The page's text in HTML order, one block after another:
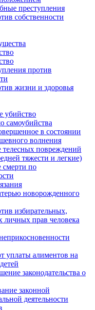
преступления
собственности
против
жизни и здоровья
убийство
самоубийства
в состоянии
волнения
повреждений
тяжести и легкие)
по
новорожденного
избирательных,
личных прав человека
уплаты алиментов на
законодательства о
законной
деятельности